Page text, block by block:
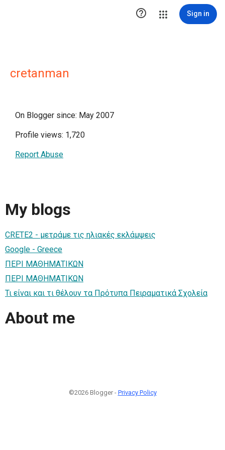
 Sign in
cretanman
On Blogger since: May 2007
Profile views: 1,720
Report Abuse
My blogs
CRETE2 - μετράμε τις ηλιακές εκλάμψεις
Google - Greece
ΠΕΡΙ ΜΑΘΗΜΑΤΙΚΩΝ
ΠΕΡΙ ΜΑΘΗΜΑΤΙΚΩΝ
Τι είναι και τι θέλουν τα Πρότυπα Πειραματικά Σχολεία
About me
©2026 Blogger - Privacy Policy